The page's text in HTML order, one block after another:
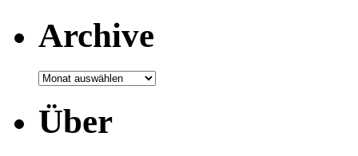
Archive
Über